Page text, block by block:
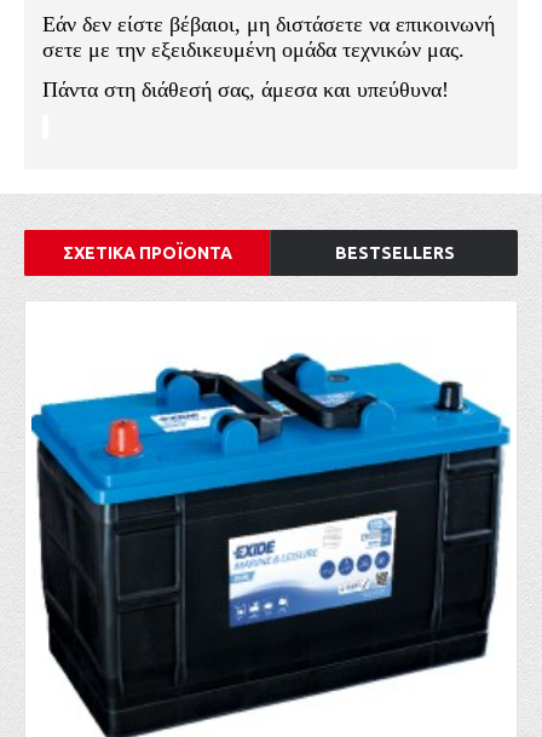
Εάν δεν είστε βέβαιοι, μη διστάσετε να επικοινωνή
σετε με την εξειδικευμένη ομάδα τεχνικών μας.
Πάντα στη διάθεσή σας, άμεσα και υπεύθυνα!
ΣΧΕΤΙΚΑ ΠΡΟΪΟΝΤΑ BESTSELLERS